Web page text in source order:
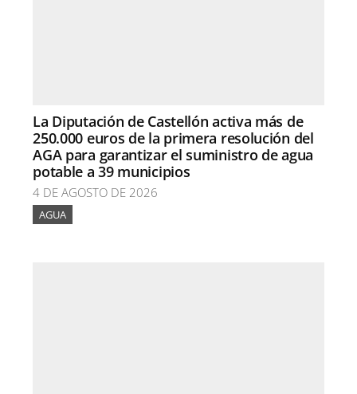
La Diputación de Castellón activa más de
250.000 euros de la primera resolución del
AGA para garantizar el suministro de agua
potable a 39 municipios
4 DE AGOSTO DE 2026
AGUA